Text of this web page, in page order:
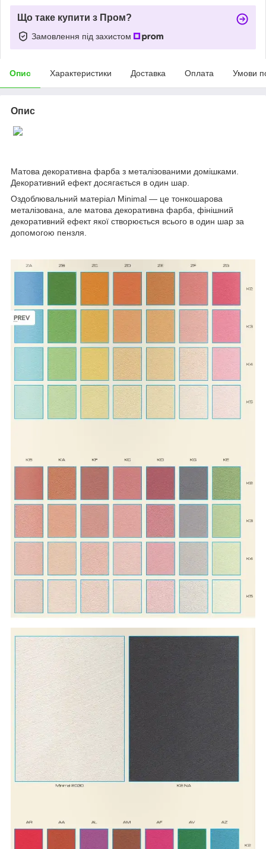
Що таке купити з Пром?
Замовлення під захистом
Опис Характеристики Доставка Оплата Умови
Опис
Матова декоративна фарба з металізованими домішками.
Декоративний ефект досягається в один шар.
Оздоблювальний матеріал Minimal — це тонкошарова
металізована, але матова декоративна фарба, фінішний
декоративний ефект якої створюється всього в один шар за
допомогою пензля.